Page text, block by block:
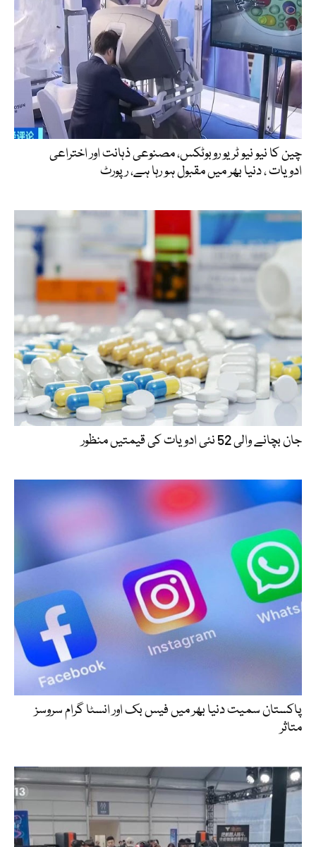
چین کا نیو نیو ٹریو روبوٹکس، مصنوعی ذہانت اور اختراعی
ادویات ، دنیا بھر میں مقبول ہو رہا ہے، رپورٹ
جان بچانے والی 52 نئی ادویات کی قیمتیں منظور
پاکستان سمیت دنیا بھر میں فیس بک اور انسٹا گرام سروسز
متاثر